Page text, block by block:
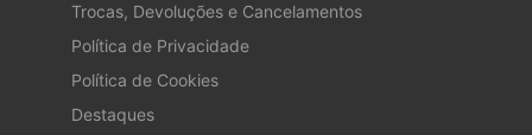
Trocas, Devoluções e Cancelamentos
Política de Privacidade
Política de Cookies
Destaques